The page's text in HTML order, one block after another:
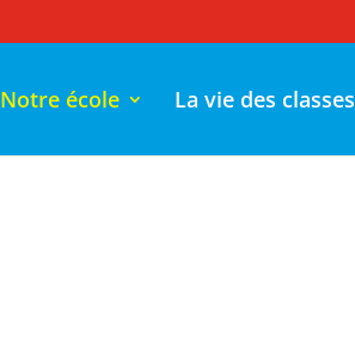
Notre école La vie des classes